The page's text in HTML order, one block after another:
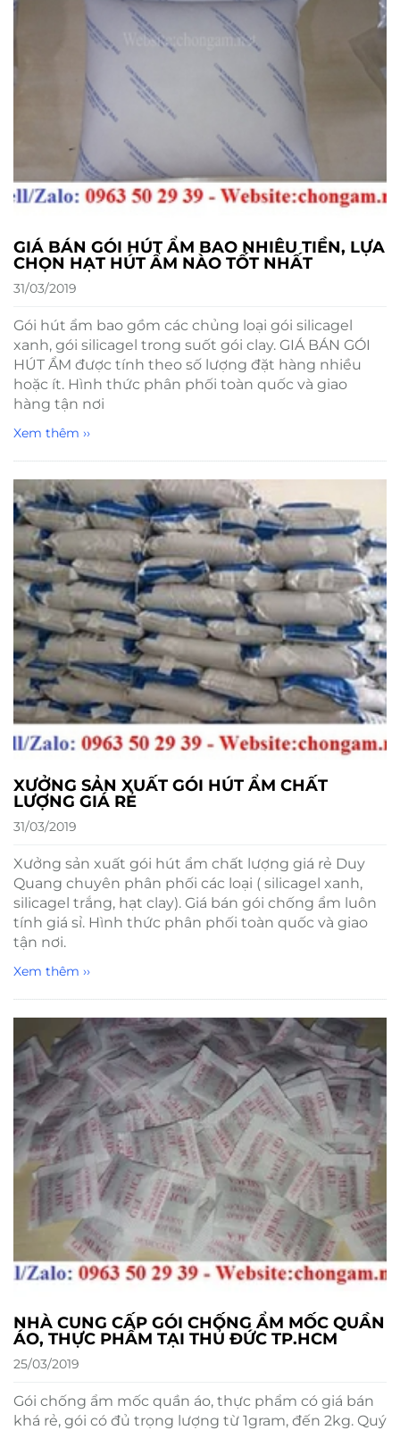
GIÁ BÁN GÓI HÚT ẨM BAO NHIÊU TIỀN, LỰA
CHỌN HẠT HÚT ẨM NÀO TỐT NHẤT
31/03/2019
Gói hút ẩm bao gồm các chủng loại gói silicagel
xanh, gói silicagel trong suốt gói clay. GIÁ BÁN GÓI
HÚT ẨM được tính theo số lượng đặt hàng nhiều
hoặc ít. Hình thức phân phối toàn quốc và giao
hàng tận nơi
Xem thêm ››
XƯỞNG SẢN XUẤT GÓI HÚT ẨM CHẤT
LƯỢNG GIÁ RẺ
31/03/2019
Xưởng sản xuất gói hút ẩm chất lượng giá rẻ Duy
Quang chuyên phân phối các loại ( silicagel xanh,
silicagel trắng, hạt clay). Giá bán gói chống ẩm luôn
tính giá sỉ. Hình thức phân phối toàn quốc và giao
tận nơi.
Xem thêm ››
NHÀ CUNG CẤP GÓI CHỐNG ẨM MỐC QUẦN
ÁO, THỰC PHẨM TẠI THỦ ĐỨC TP.HCM
25/03/2019
Gói chống ẩm mốc quần áo, thực phẩm có giá bán
khá rẻ, gói có đủ trọng lượng từ 1gram, đến 2kg. Quý